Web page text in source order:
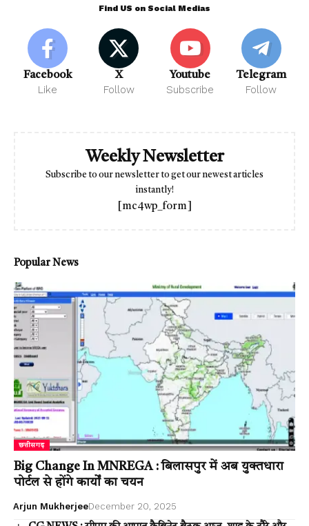
Find US on Social Medias
Facebook
Like
X
Follow
Youtube
Subscribe
Telegram
Follow
Weekly Newsletter
Subscribe to our newsletter to get our newest articles
instantly!
[mc4wp_form]
Popular News
छत्तीसगढ़
Big Change In MNREGA : बिलासपुर में अब युक्तधारा
पोर्टल से होंगे कार्यों का चयन
Arjun MukherjeeDecember 20, 2025